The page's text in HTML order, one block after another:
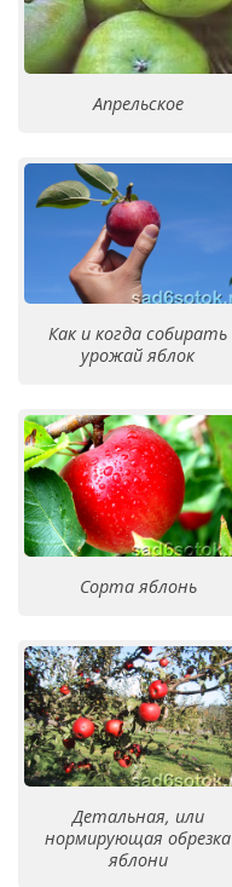
Апрельское
Как и когда собирать
урожай яблок
Сорта яблонь
Детальная, или
нормирующая обрезка
яблони